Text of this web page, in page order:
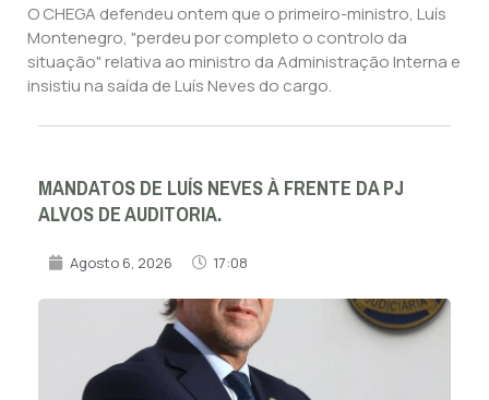
O CHEGA defendeu ontem que o primeiro-ministro, Luís
Montenegro, "perdeu por completo o controlo da
situação" relativa ao ministro da Administração Interna e
insistiu na saída de Luís Neves do cargo.
MANDATOS DE LUÍS NEVES À FRENTE DA PJ
ALVOS DE AUDITORIA.
Agosto 6, 2026 17:08